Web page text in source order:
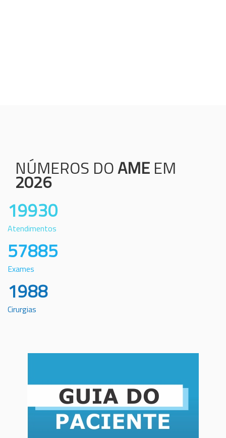
NÚMEROS DOAME EM
2026
19930
Atendimentos
57885
Exames
1988
Cirurgias